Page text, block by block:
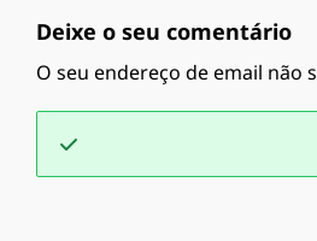
Deixe o seu comentário
O seu endereço de email não